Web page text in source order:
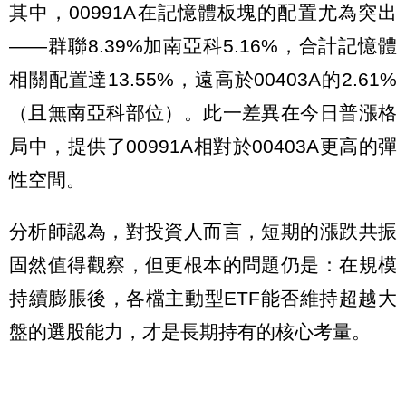
其中，00991A在記憶體板塊的配置尤為突出
——群聯8.39%加南亞科5.16%，合計記憶體
相關配置達13.55%，遠高於00403A的2.61%
（且無南亞科部位）。此一差異在今日普漲格
局中，提供了00991A相對於00403A更高的彈
性空間。
分析師認為，對投資人而言，短期的漲跌共振
固然值得觀察，但更根本的問題仍是：在規模
持續膨脹後，各檔主動型ETF能否維持超越大
盤的選股能力，才是長期持有的核心考量。